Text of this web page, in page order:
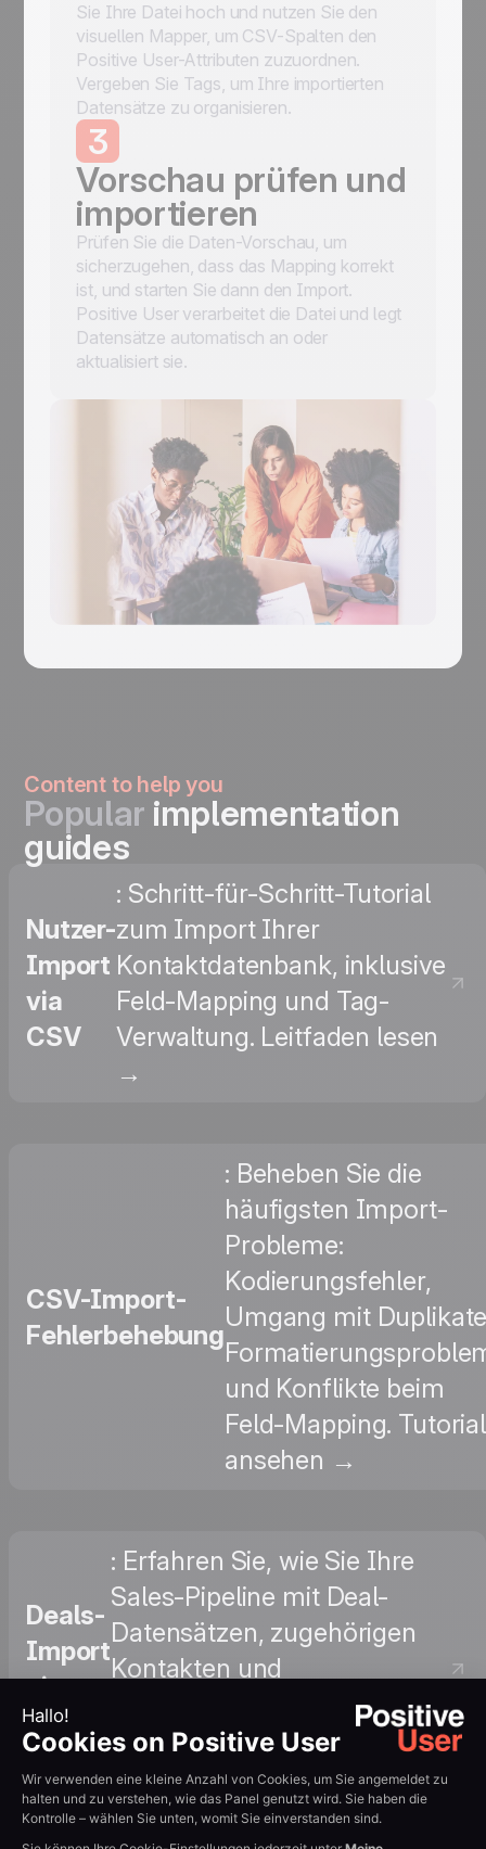
Sie Ihre Datei hoch und nutzen Sie den
visuellen Mapper, um CSV-Spalten den
Positive User-Attributen zuzuordnen.
Vergeben Sie Tags, um Ihre importierten
Datensätze zu organisieren.
3
Vorschau prüfen und
importieren
Prüfen Sie die Daten-Vorschau, um
sicherzugehen, dass das Mapping korrekt
ist, und starten Sie dann den Import.
Positive User verarbeitet die Datei und legt
Datensätze automatisch an oder
aktualisiert sie.
Content to help you
Popular implementation
guides
Nutzer-
Import
via
CSV
: Schritt-für-Schritt-Tutorial
zum Import Ihrer
Kontaktdatenbank, inklusive
Feld-Mapping und Tag-
Verwaltung. Leitfaden lesen
→
CSV-Import-
Fehlerbehebung
: Beheben Sie die
häufigsten Import-
Probleme:
Kodierungsfehler,
Umgang mit
und Konflikte beim
Feld-Mapping. Tutorial
ansehen →
Deals-
Import
via
CSV
: Erfahren Sie, wie Sie Ihre
Sales-Pipeline mit Deal-
Datensätzen, zugehörigen
Kontakten und
benutzerdefinierten Deal-
Attributen migrieren. Tutorial
ansehen →